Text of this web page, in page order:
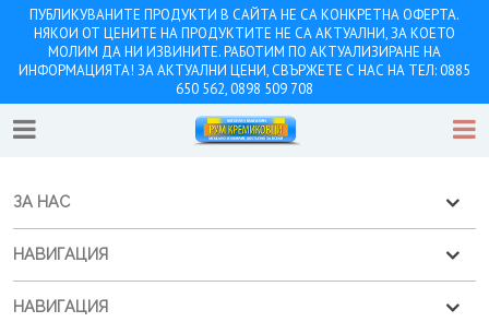
ПУБЛИКУВАНИТЕ ПРОДУКТИ В САЙТА НЕ СА КОНКРЕТНА ОФЕРТА.
НЯКОИ ОТ ЦЕНИТЕ НА ПРОДУКТИТЕ НЕ СА АКТУАЛНИ, ЗА КОЕТО
МОЛИМ ДА НИ ИЗВИНИТЕ. РАБОТИМ ПО АКТУАЛИЗИРАНЕ НА
ИНФОРМАЦИЯТА! ЗА АКТУАЛНИ ЦЕНИ, СВЪРЖЕТЕ С НАС НА ТЕЛ: 0885
650 562, 0898 509 708
ЗА НАС
НАВИГАЦИЯ
НАВИГАЦИЯ